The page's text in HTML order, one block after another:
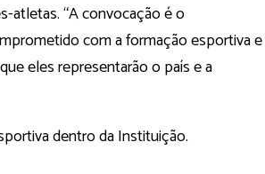
atletas. “A convocação é o
com a formação esportiva e
eles representarão o país e a
dentro da Instituição.